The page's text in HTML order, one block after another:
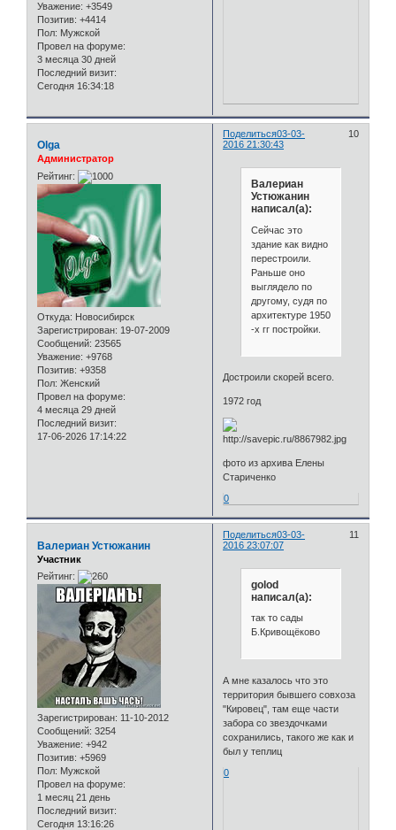
Уважение: +3549
Позитив: +4414
Пол: Мужской
Провел на форуме:
3 месяца 30 дней
Последний визит:
Сегодня 16:34:18
Поделиться 10
03-03-
2016 21:30:43
Olga
Администратор
Рейтинг:
Откуда: Новосибирск
Зарегистрирован: 19-07-2009
Сообщений: 23565
Уважение: +9768
Позитив: +9358
Пол: Женский
Провел на форуме:
4 месяца 29 дней
Последний визит:
17-06-2026 17:14:22
Валериан
Устюжанин
написал(а):
Сейчас это
здание как видно
перестроили.
Раньше оно
выглядело по
другому, судя по
архитектуре 1950
-х гг постройки.
Достроили скорей всего.
1972 год
фото из архива Елены
Стариченко
0
Поделиться 11
03-03-
2016 23:07:07
Валериан Устюжанин
Участник
Рейтинг:
Зарегистрирован: 11-10-2012
Сообщений: 3254
Уважение: +942
Позитив: +5969
Пол: Мужской
Провел на форуме:
1 месяц 21 день
Последний визит:
Сегодня 13:16:26
golod
написал(а):
так то сады
Б.Кривощёково
А мне казалось что это
территория бывшего совхоза
"Кировец", там еще части
забора со звездочками
сохранились, такого же как и
был у теплиц
0